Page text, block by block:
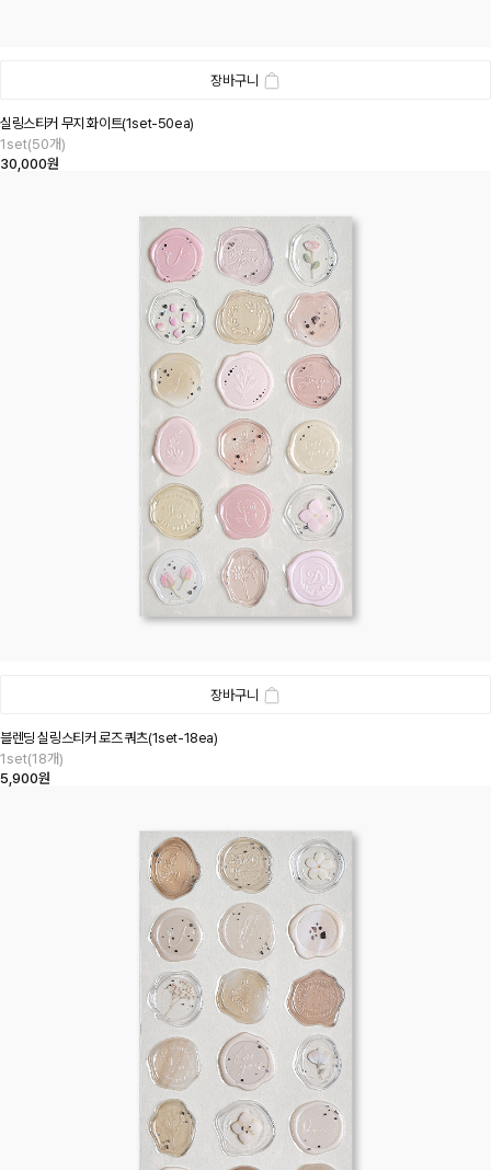
장바구니
실링스티커 무지 화이트(1set-50ea)
1set(50개)
30,000원
장바구니
블렌딩 실링스티커 로즈 쿼츠(1set-18ea)
1set(18개)
5,900원